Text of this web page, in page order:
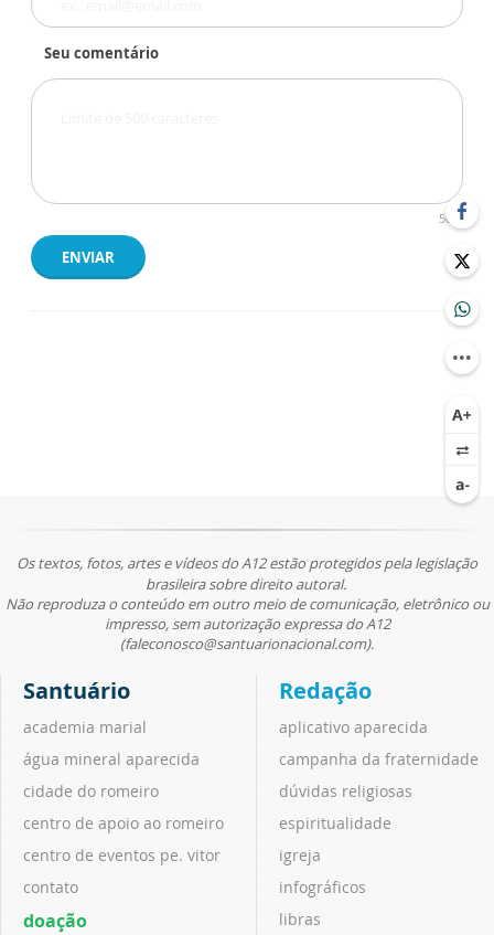
Seu comentário
500
ENVIAR
Os textos, fotos, artes e vídeos do A12 estão protegidos pela legislação
brasileira sobre direito autoral.
Não reproduza o conteúdo em outro meio de comunicação, eletrônico ou
impresso, sem autorização expressa do A12
(faleconosco@santuarionacional.com).
Santuário
academia marial
água mineral aparecida
cidade do romeiro
centro de apoio ao romeiro
centro de eventos pe. vitor
contato
doação
Redação
aplicativo aparecida
campanha da fraternidade
dúvidas religiosas
espiritualidade
igreja
infográficos
libras